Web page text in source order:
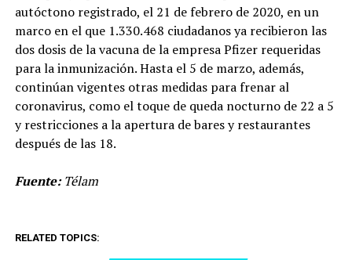
autóctono registrado, el 21 de febrero de 2020, en un
marco en el que 1.330.468 ciudadanos ya recibieron las
dos dosis de la vacuna de la empresa Pfizer requeridas
para la inmunización. Hasta el 5 de marzo, además,
continúan vigentes otras medidas para frenar al
coronavirus, como el toque de queda nocturno de 22 a 5
y restricciones a la apertura de bares y restaurantes
después de las 18.
Fuente:Télam
RELATED TOPICS: